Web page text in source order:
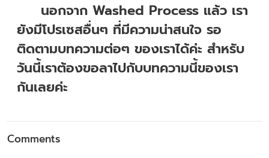
นอกจาก Washed Process แล้ว เรา
ยังมีโปรเซสอื่นๆ ที่มีความน่าสนใจ รอ
ติดตามบทความต่อๆ ของเราได้ค่ะ สำหรับ
วันนี้เราต้องขอลาไปกับบทความนี้ของเรา
กันเลยค่ะ
Comments